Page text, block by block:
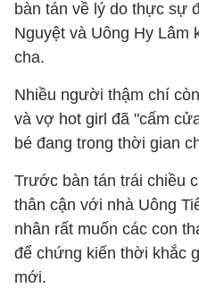
bàn tán về lý do thực sự
Nguyệt và Uông Hy Lâm
cha.
Nhiều người thậm chí
và vợ hot girl đã "cấm
bé đang trong thời gian
Trước bàn tán trái chiều
thân cận với nhà Uông
nhân rất muốn các con
để chứng kiến thời khắc
mới.